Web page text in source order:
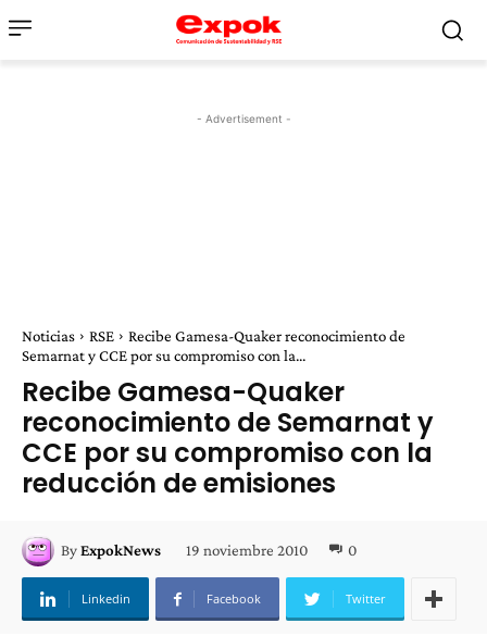
- Advertisement -
Noticias RSE
Recibe Gamesa-Quaker reconocimiento de
Semarnat y CCE por su compromiso con la...
Recibe Gamesa-Quaker
reconocimiento de Semarnat y
CCE por su compromiso con la
reducción de emisiones
ByExpokNews 19 noviembre 2010 0
Linkedin Facebook Twitter